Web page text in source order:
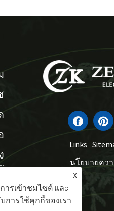
Links
นโยบายคว
X
ารเข้าชมไซต์ และ
ารใช้คุกกี้ของเรา